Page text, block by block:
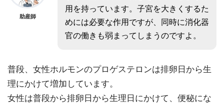
助産師
用を持っています。子宮を大きくするた
めには必要な作用ですが、同時に消化器
官の働きも弱まってしまうのですよ。
普段、女性ホルモンのプロゲステロンは排卵日から生
理にかけて増加しています。
女性は普段から排卵日から生理日にかけて、便秘にな